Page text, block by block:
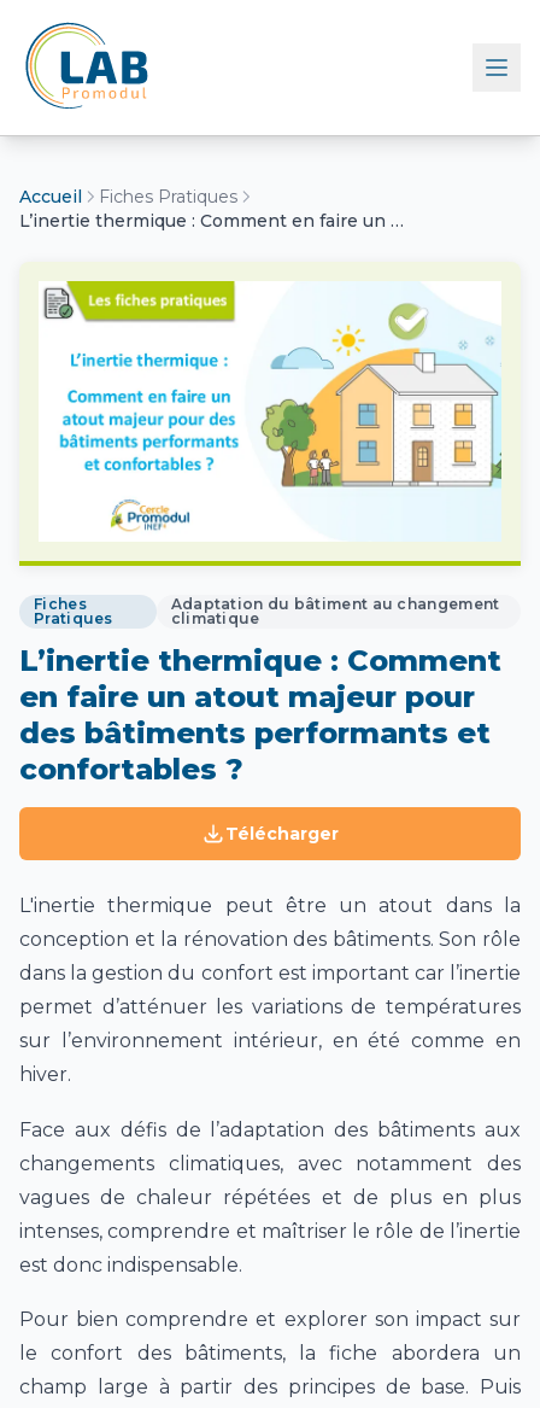
Retour à l'accueil
Accueil
Fiches Pratiques
L’inertie thermique : Comment en faire un atout majeur pour des bâtiments performants et confortables ?
Fiches
Pratiques
Adaptation du bâtiment au changement
climatique
L’inertie thermique : Comment
en faire un atout majeur pour
des bâtiments performants et
confortables ?
Télécharger
L'inertie thermique peut être un atout dans la
conception et la rénovation des bâtiments. Son rôle
dans la gestion du confort est important car l’inertie
permet d’atténuer les variations de températures
sur l’environnement intérieur, en été comme en
hiver.
Face aux défis de l’adaptation des bâtiments aux
changements climatiques, avec notamment des
vagues de chaleur répétées et de plus en plus
intenses, comprendre et maîtriser le rôle de l’inertie
est donc indispensable.
Pour bien comprendre et explorer son impact sur
le confort des bâtiments, la fiche abordera un
champ large à partir des principes de base. Puis